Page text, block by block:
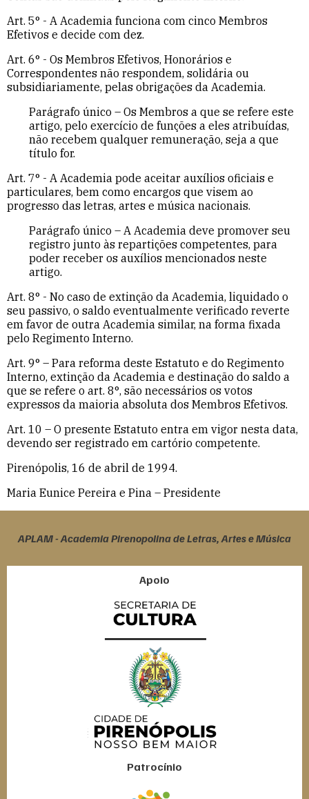
Art. 5° - A Academia funciona com cinco Membros
Efetivos e decide com dez.
Art. 6° - Os Membros Efetivos, Honorários e
Correspondentes não respondem, solidária ou
subsidiariamente, pelas obrigações da Academia.
Parágrafo único – Os Membros a que se refere este
artigo, pelo exercício de funções a eles atribuídas,
não recebem qualquer remuneração, seja a que
título for.
Art. 7° - A Academia pode aceitar auxílios oficiais e
particulares, bem como encargos que visem ao
progresso das letras, artes e música nacionais.
Parágrafo único – A Academia deve promover seu
registro junto às repartições competentes, para
poder receber os auxílios mencionados neste
artigo.
Art. 8° - No caso de extinção da Academia, liquidado o
seu passivo, o saldo eventualmente verificado reverte
em favor de outra Academia similar, na forma fixada
pelo Regimento Interno.
Art. 9° – Para reforma deste Estatuto e do Regimento
Interno, extinção da Academia e destinação do saldo a
que se refere o art. 8°, são necessários os votos
expressos da maioria absoluta dos Membros Efetivos.
Art. 10 – O presente Estatuto entra em vigor nesta data,
devendo ser registrado em cartório competente.
Pirenópolis, 16 de abril de 1994.
Maria Eunice Pereira e Pina – Presidente
APLAM - Academia Pirenopolina de Letras, Artes e Música
Apoio
Patrocínio